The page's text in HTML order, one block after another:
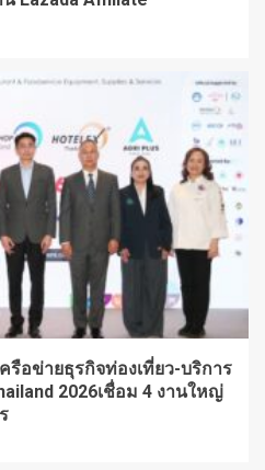
รือข่ายธุรกิจท่องเที่ยว-บริการ
2026เชื่อม 4 งานใหญ่